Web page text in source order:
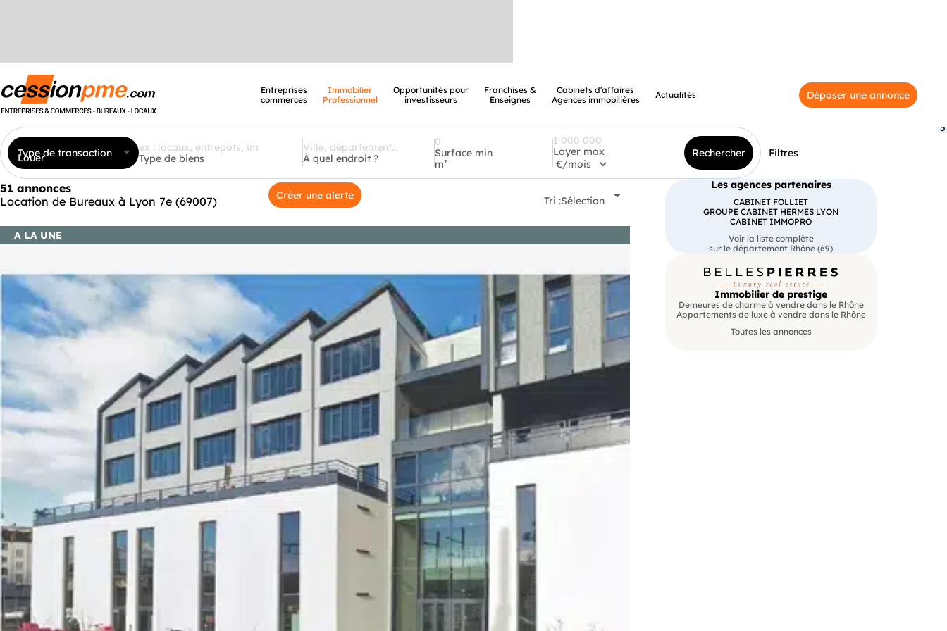
Entreprises
commerces
Immobilier
Professionnel
Opportunités pour
investisseurs
Franchises &
Enseignes
Cabinets d'affaires
Agences immobilières
Actualités Déposer une annonce
Type de transaction
Louer Type de biens À quel endroit ?
Surface min
m²
Loyer max Rechercher Filtres
3
51 annonces
Location de Bureaux à Lyon 7e (69007)
Créer une alerte Tri :Sélection
A LA UNE
Les agences partenaires
CABINET FOLLIET
GROUPE CABINET HERMES LYON
CABINET IMMOPRO
Voir la liste complète
sur le département Rhône (69)
Immobilier de prestige
Demeures de charme à vendre dans le Rhône
Appartements de luxe à vendre dans le Rhône
Toutes les annonces